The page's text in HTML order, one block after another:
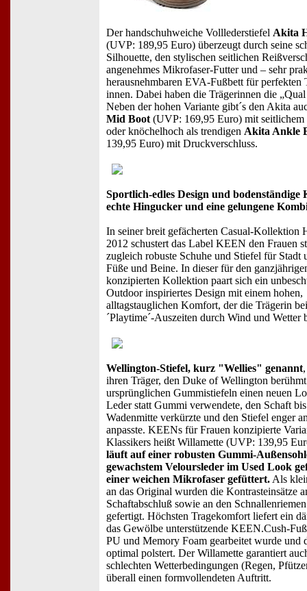
Der handschuhweiche Volllederstiefel Akita
(UVP: 189,95 Euro) überzeugt durch seine
Silhouette, den stylischen seitlichen
angenehmes Mikrofaser-Futter und – sehr
herausnehmbaren EVA-Fußbett für perfekten
innen. Dabei haben die Trägerinnen die
Neben der hohen Variante gibt´s den Akita
Mid Boot (UVP: 169,95 Euro) mit seitlichem
oder knöchelhoch als trendigen Akita Ankle
139,95 Euro) mit Druckverschluss.
Sportlich-edles Design und bodenständige
echte Hingucker und eine gelungene
In seiner breit gefächerten Casual-Kollektion
2012 schustert das Label KEEN den Frauen
zugleich robuste Schuhe und Stiefel für Stadt
Füße und Beine. In dieser für den
konzipierten Kollektion paart sich ein
Outdoor inspiriertes Design mit einem hohen,
alltagstauglichen Komfort, der die Trägerin
´Playtime´-Auszeiten durch Wind und Wetter
Wellington-Stiefel, kurz "Wellies" genannt
ihren Träger, den Duke of Wellington
ursprünglichen Gummistiefeln einen neuen
Leder statt Gummi verwendete, den Schaft
Wadenmitte verkürzte und den Stiefel enger
anpasste. KEENs für Frauen konzipierte
Klassikers heißt Willamette (UVP: 139,95
läuft auf einer robusten Gummi-
gewachstem Veloursleder im Used Look
einer weichen Mikrofaser gefüttert.Als
an das Original wurden die Kontrasteinsätze
Schaftabschluß sowie an den
gefertigt. Höchsten Tragekomfort liefert ein
das Gewölbe unterstützende KEEN.Cush-
PU und Memory Foam gearbeitet wurde und
optimal polstert. Der Willamette garantiert
schlechten Wetterbedingungen (Regen,
überall einen formvollendeten Auftritt.